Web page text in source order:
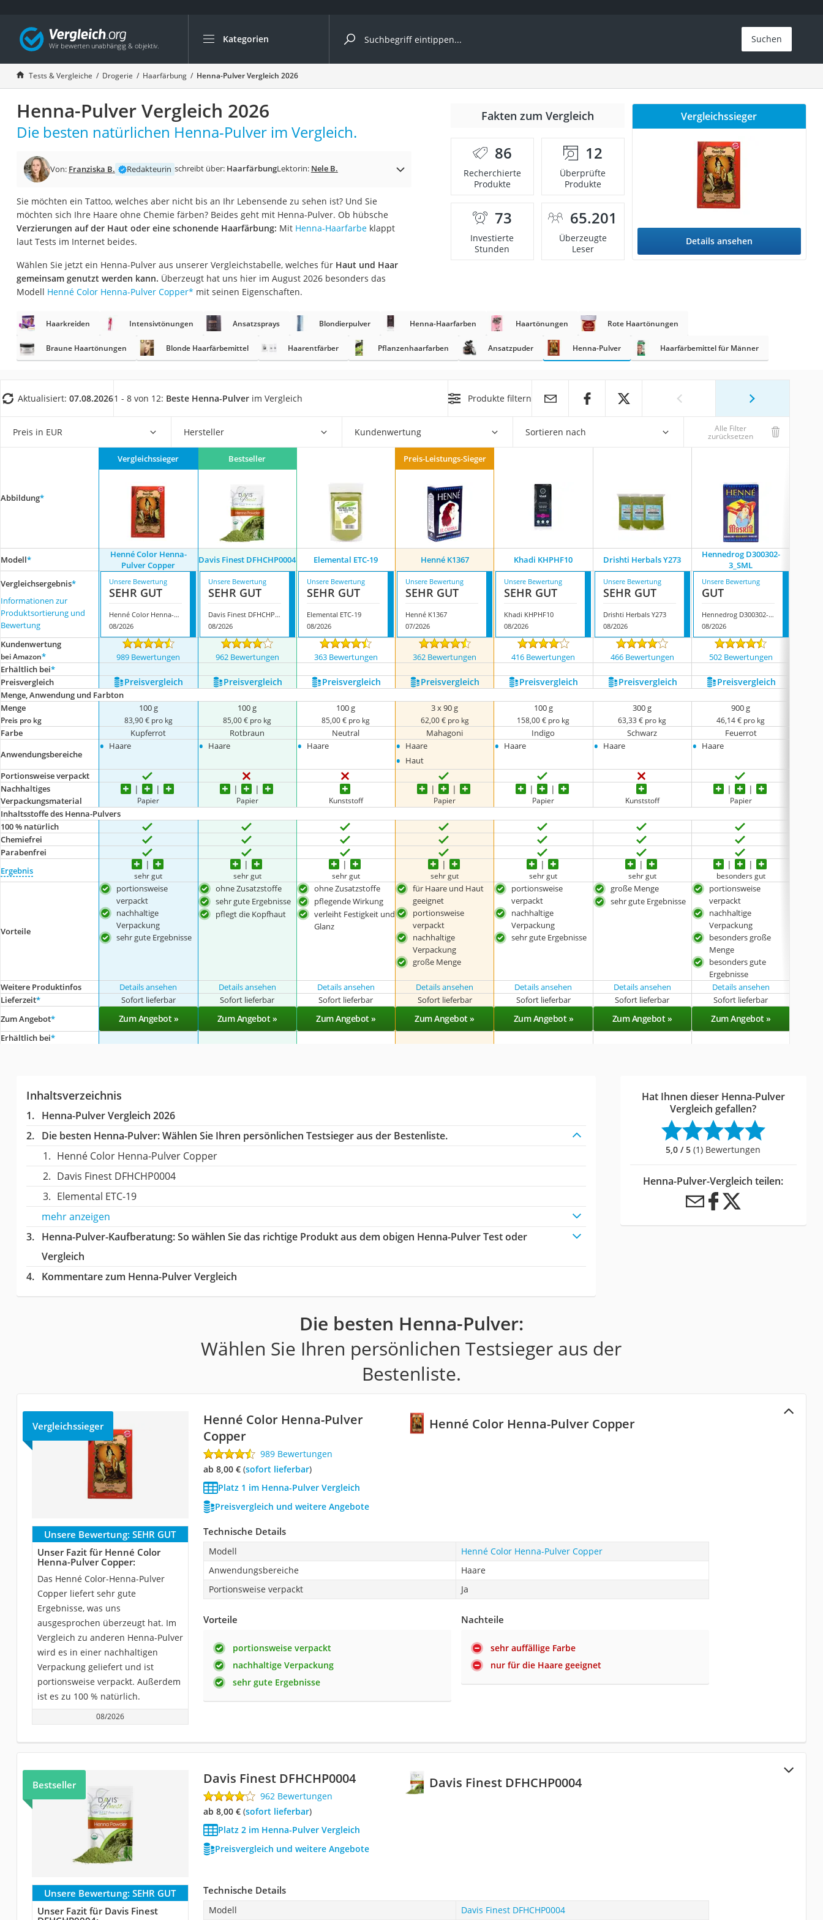
Kategorien
Die beliebtesten Vergleiche nach Kategorie
Drogerie
Inhalator
Haarschneider
Rollator
Katzenklappe (Chip)
Masturbator
Massagepistole
Reisehaartrockner
Eiweißpulver
Katzenklappe
Nackenmassagegerät
Zeckenschutz Katze
Philips-Sonicare-Zahnbürste
Mineralfutter Pferd
Massagegerät
Suchen
Tests & Vergleiche Drogerie Haarfärbung Henna-Pulver Vergleich 2026
Henna-Pulver Vergleich 2026
Die besten natürlichen Henna-Pulver im Vergleich.
Von: Franziska B. Redakteurin schreibt über: HaarfärbungLektorin: Nele B.
Sie möchten ein Tattoo, welches aber nicht bis an Ihr Lebensende zu sehen ist? Und Sie
möchten sich Ihre Haare ohne Chemie färben? Beides geht mit Henna-Pulver. Ob hübsche
Verzierungen auf der Haut oder eine schonende Haarfärbung: Mit Henna-Haarfarbeklappt
laut Tests im Internet beides.
Wählen Sie jetzt ein Henna-Pulver aus unserer Vergleichstabelle, welches für Haut und Haar
gemeinsam genutzt werden kann. Überzeugt hat uns hier im August 2026 besonders das
Modell Henné Color Henna-Pulver Copper* mit seinen Eigenschaften.
Fakten zum Vergleich
86
Recherchierte
Produkte
12
Überprüfte
Produkte
73
Investierte
Stunden
65.201
Überzeugte
Leser
Vergleichssieger
Details ansehen
Haarkreiden Intensivtönungen Ansatzsprays Blondierpulver Henna-Haarfarben Haartönungen Rote Haartönungen
Braune Haartönungen Blonde Haarfärbemittel Haarentfärber Pflanzenhaarfarben Ansatzpuder Henna-Pulver Haarfärbemittel für Männer
Aktualisiert: 07.08.20261 - 8 von 12: Beste Henna-Pulver im Vergleich Produkte filtern
Preis in EUR Hersteller Kundenwertung Sortieren nach Alle Filter
zurücksetzen
Abbildung*
Vergleichssieger Bestseller Preis-Leistungs-Sieger
Modell*
Henné Color Henna-
Pulver Copper
Davis Finest DFHCHP0004 Elemental ETC-19 Henné K1367 Khadi ‎KHPHF10 Drishti Herbals Y273
Hennedrog D300302-
3_SML
Vergleichsergebnis*
Informationen zur
Produktsortierung und
Bewertung
Unsere Bewertung
SEHR GUT
Henné Color Henna-Pulver Copper
08/2026
Unsere Bewertung
SEHR GUT
Davis Finest DFHCHP0004
08/2026
Unsere Bewertung
SEHR GUT
Elemental ETC-19
08/2026
Unsere Bewertung
SEHR GUT
Henné K1367
07/2026
Unsere Bewertung
SEHR GUT
Khadi ‎KHPHF10
08/2026
Unsere Bewertung
SEHR GUT
Drishti Herbals Y273
08/2026
Unsere Bewertung
GUT
Hennedrog D300302-3_SML
08/2026
Kundenwertung
bei Amazon* 989 Bewertungen 962 Bewertungen 363 Bewertungen 362 Bewertungen 416 Bewertungen 466 Bewertungen 502 Bewertungen
Erhältlich bei*
Preis­vergleich
Preis­vergleich Preis­vergleich Preis­vergleich Preis­vergleich Preis­vergleich Preis­vergleich Preis­vergleich
Menge, Anwendung und Farbton
Menge
Preis pro kg
100 g
83,90 € pro kg
100 g
85,00 € pro kg
100 g
85,00 € pro kg
3 x 90 g
62,00 € pro kg
100 g
158,00 € pro kg
300 g
63,33 € pro kg
900 g
46,14 € pro kg
Farbe Kupferrot Rotbraun Neutral Mahagoni Indigo Schwarz
Feuerrot
Anwendungsbereiche
• Haare • Haare • Haare • Haare
• Haut
• Haare • Haare • Haare
Portionsweise verpackt
Nachhaltiges
Verpackungsmaterial
Papier Papier Kunststoff Papier Papier Kunststoff Papier
Inhaltsstoffe des Henna-Pulvers
100 % natürlich
Chemiefrei
Parabenfrei
Ergebnis
sehr gut sehr gut sehr gut sehr gut sehr gut sehr gut besonders gut
Vorteile
portionsweise
verpackt
nachhaltige
Verpackung
sehr gute Ergebnisse
ohne Zusatzstoffe
sehr gute Ergebnisse
pflegt die Kopfhaut
ohne Zusatzstoffe
pflegende Wirkung
verleiht Festigkeit und
Glanz
für Haare und Haut
geeignet
portionsweise
verpackt
nachhaltige
Verpackung
große Menge
portionsweise
verpackt
nachhaltige
Verpackung
sehr gute Ergebnisse
große Menge
sehr gute Ergebnisse
portionsweise
verpackt
nachhaltige
Verpackung
besonders große
Menge
besonders gute
Ergebnisse
Weitere Produktinfos Details ansehen Details ansehen Details ansehen Details ansehen Details ansehen Details ansehen
Details ansehen
Lieferzeit* Sofort lieferbar Sofort lieferbar Sofort lieferbar Sofort lieferbar Sofort lieferbar Sofort lieferbar Sofort lieferbar
Zum Angebot* Zum Angebot » Zum Angebot » Zum Angebot » Zum Angebot » Zum Angebot » Zum Angebot » Zum Angebot »
Erhältlich bei*
Inhaltsverzeichnis
Henna-Pulver Vergleich 2026
Die besten Henna-Pulver:Wählen Sie Ihren persönlichen Testsieger aus der Bestenliste.
Henné Color Henna-Pulver Copper
Davis Finest DFHCHP0004
Elemental ETC-19
mehr anzeigen
Henna-Pulver-Kaufberatung: So wählen Sie das richtige Produkt aus dem obigen Henna-Pulver Test oder
Vergleich
Kommentare zum Henna-Pulver Vergleich
Hat Ihnen dieser Henna-Pulver
Vergleich gefallen?
5,0 / 5 (1) Bewertungen
Henna-Pulver-Vergleich teilen:
Die besten Henna-Pulver:
Wählen Sie Ihren persönlichen Testsieger aus der
Bestenliste.
Henné Color Henna-Pulver Copper
Vergleichssieger
Henné Color Henna-Pulver
Copper
989 Bewertungen
ab 8,00 €( Sofort lieferbar)
Platz 1 im Henna-Pulver Vergleich
Preisvergleich und weitere Angebote
Unsere Bewertung: SEHR GUT
Unser Fazit für Henné Color
Henna-Pulver Copper:
Das Henné Color-Henna-Pulver
Copper liefert sehr gute
Ergebnisse, was uns
ausgesprochen überzeugt hat. Im
Vergleich zu anderen Henna-Pulver
wird es in einer nachhaltigen
Verpackung geliefert und ist
portionsweise verpackt. Außerdem
ist es zu 100 % natürlich.
08/2026
Technische Details
Modell
Henné Color Henna-Pulver Copper
Anwendungsbereiche
Haare
Portionsweise verpackt
Ja
Vorteile
portionsweise verpackt
nachhaltige Verpackung
sehr gute Ergebnisse
Nachteile
sehr auffällige Farbe
nur für die Haare geeignet
Davis Finest DFHCHP0004
Bestseller Davis Finest DFHCHP0004
962 Bewertungen
ab 8,00 €( Sofort lieferbar)
Platz 2 im Henna-Pulver Vergleich
Preisvergleich und weitere Angebote
Unsere Bewertung: SEHR GUT
Unser Fazit für Davis Finest
Technische Details
Modell
Davis Finest DFHCHP0004